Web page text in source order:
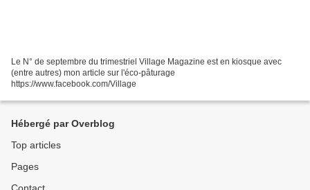
Le N° de septembre du trimestriel Village Magazine est en kiosque avec
(entre autres) mon article sur l'éco-pâturage
https://www.facebook.com/Village
Hébergé par Overblog
Top articles
Pages